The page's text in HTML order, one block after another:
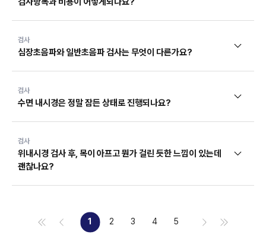
검사
심장초음파와 일반초음파 검사는 무엇이 다른가요?
검사
수면 내시경은 정말 잠든 상태로 진행되나요?
검사
위내시경 검사 후, 목이 아프고 뭔가 걸린 듯한 느낌이 있는데
괜찮나요?
1 2 3 4 5